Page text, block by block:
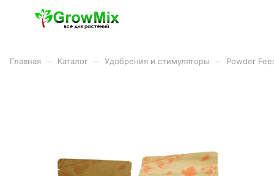
Главная Каталог Удобрения и стимуляторы Powder